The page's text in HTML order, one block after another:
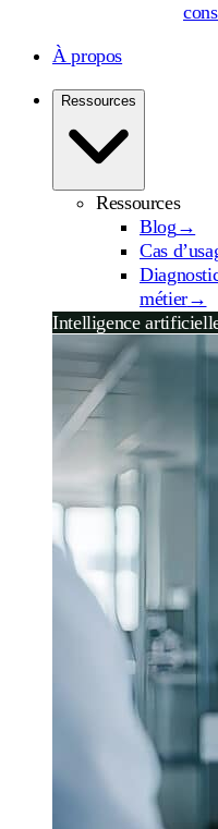
À propos
Ressources
Ressources
Blog →
Cas
métier→
Intelligence